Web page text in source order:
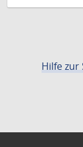
Hilfe zur